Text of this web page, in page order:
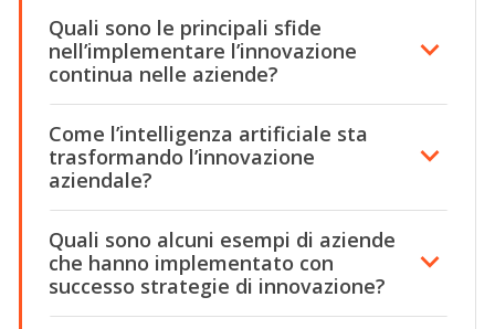
Quali sono le principali sfide
nell’implementare l’innovazione
continua nelle aziende?
Come l’intelligenza artificiale sta
trasformando l’innovazione
aziendale?
Quali sono alcuni esempi di aziende
che hanno implementato con
successo strategie di innovazione?